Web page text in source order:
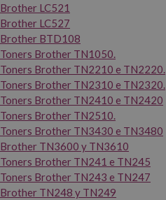
Brother LC521
Brother LC527
Brother BTD108
Toners Brother TN1050.
Toners Brother TN2210 e TN2220.
Toners Brother TN2310 e TN2320.
Toners Brother TN2410 e TN2420
Toners Brother TN2510.
Toners Brother TN3430 e TN3480
Brother TN3600 y TN3610
Toners Brother TN241 e TN245
Toners Brother TN243 e TN247
Brother TN248 y TN249